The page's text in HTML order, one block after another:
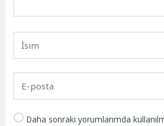
Daha sonraki yorumlarımda